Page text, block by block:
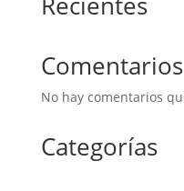
Comentarios
No hay comentarios
Categorías